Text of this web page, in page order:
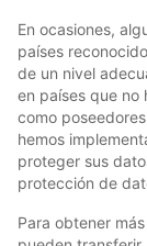
En ocasiones,
países
de un nivel
en países que no
como
hemos
proteger sus
protección de
Para obtener